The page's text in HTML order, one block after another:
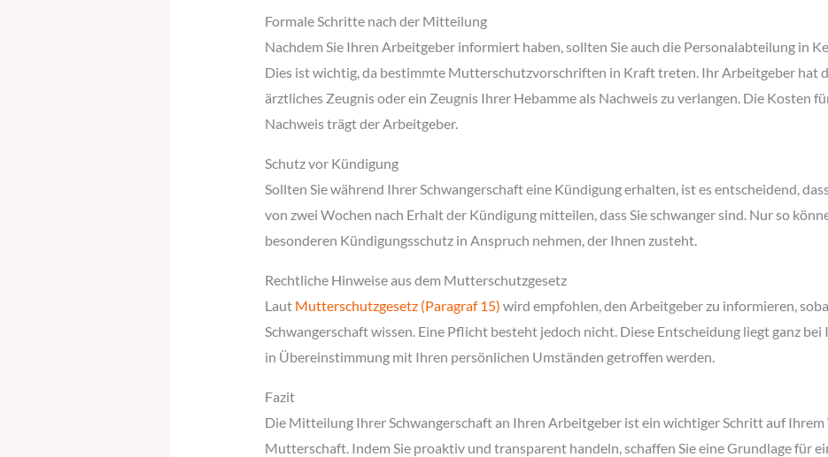
Formale Schritte nach der Mitteilung
Nachdem Sie Ihren Arbeitgeber informiert haben, sollten Sie auch die Personalabteilung in
Dies ist wichtig, da bestimmte Mutterschutzvorschriften in Kraft treten. Ihr Arbeitgeber hat
ärztliches Zeugnis oder ein Zeugnis Ihrer Hebamme als Nachweis zu verlangen. Die Kosten
Nachweis trägt der Arbeitgeber.
Schutz vor Kündigung
Sollten Sie während Ihrer Schwangerschaft eine Kündigung erhalten, ist es entscheidend,
von zwei Wochen nach Erhalt der Kündigung mitteilen, dass Sie schwanger sind. Nur so
besonderen Kündigungsschutz in Anspruch nehmen, der Ihnen zusteht.
Rechtliche Hinweise aus dem Mutterschutzgesetz
Laut Mutterschutzgesetz (Paragraf 15) wird empfohlen, den Arbeitgeber zu informieren,
Schwangerschaft wissen. Eine Pflicht besteht jedoch nicht. Diese Entscheidung liegt ganz
in Übereinstimmung mit Ihren persönlichen Umständen getroffen werden.
Fazit
Die Mitteilung Ihrer Schwangerschaft an Ihren Arbeitgeber ist ein wichtiger Schritt auf Ihrem
Mutterschaft. Indem Sie proaktiv und transparent handeln, schaffen Sie eine Grundlage für